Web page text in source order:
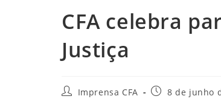
CFA celebra
Justiça
AutorImprensa CFA
Post8 de junho